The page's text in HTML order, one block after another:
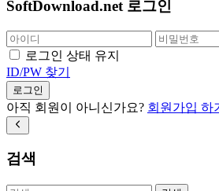
SoftDownload.net 로그인
로그인 상태 유지
ID/PW 찾기
로그인
아직 회원이 아니신가요? 회원가입 하
검색